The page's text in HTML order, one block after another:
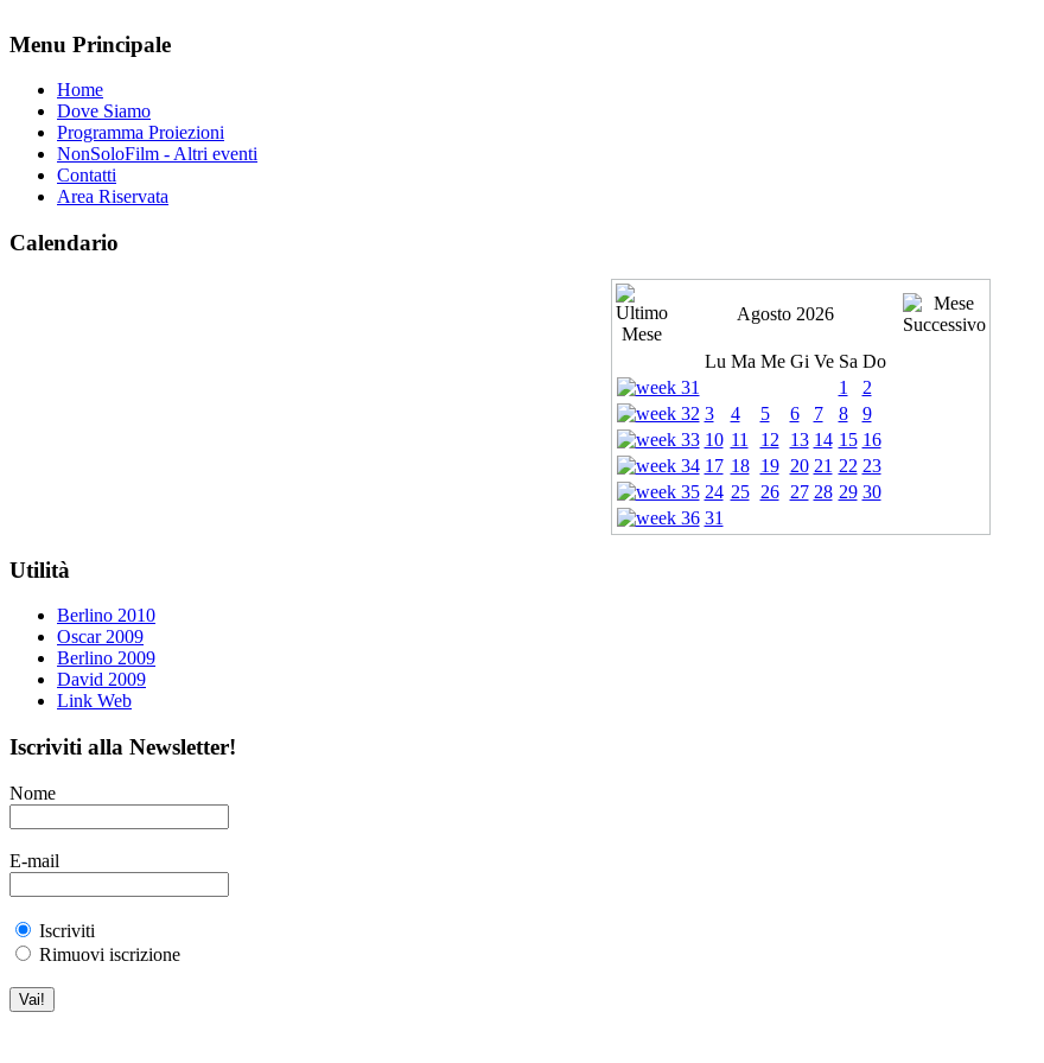
Menu Principale
Home
Dove Siamo
Programma Proiezioni
NonSoloFilm - Altri eventi
Contatti
Area Riservata
Calendario
Agosto 2026
Lu Ma Me Gi Ve Sa Do
1
2
3
4 5 6 7 8
9
10 11 12 13 14 15 16
17 18 19 20 21 22 23
24 25 26 27 28 29 30
31
Utilità
Berlino 2010
Oscar 2009
Berlino 2009
David 2009
Link Web
Iscriviti alla Newsletter!
Nome
E-mail
Iscriviti
Rimuovi iscrizione